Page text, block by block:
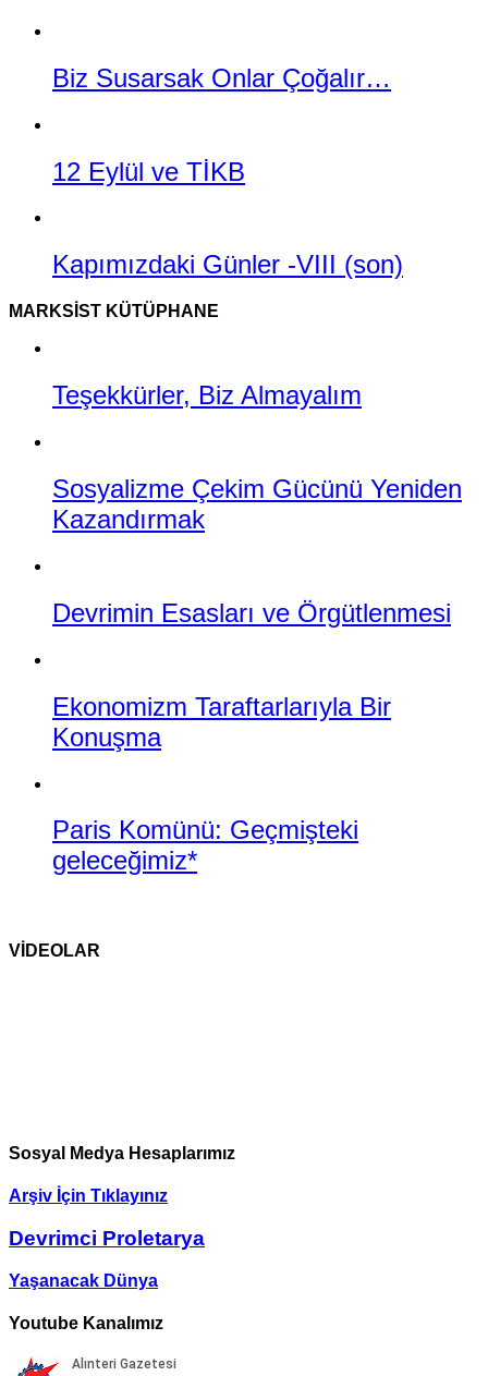
Biz Susarsak Onlar Çoğalır…
12 Eylül ve TİKB
Kapımızdaki Günler -VIII (son)
MARKSIST KÜTÜPHANE
Teşekkürler, Biz Almayalım
Sosyalizme Çekim Gücünü Yeniden
Kazandırmak
Devrimin Esasları ve Örgütlenmesi
Ekonomizm Taraftarlarıyla Bir
Konuşma
Paris Komünü: Geçmişteki
geleceğimiz*
VİDEOLAR
Sosyal Medya Hesaplarımız
Arşiv İçin Tıklayınız
Devrimci Proletarya
Yaşanacak Dünya
Youtube Kanalımız